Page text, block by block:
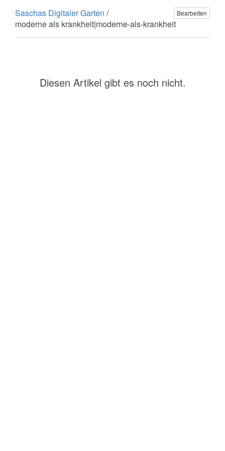
Bearbeiten
Saschas Digitaler Garten /
moderne als krankheit|moderne-als-krankheit
Diesen Artikel gibt es noch nicht.